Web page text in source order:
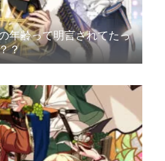
年齢って明言されてたっ
？